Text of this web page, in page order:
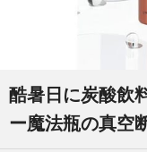
酷暑日に炭酸飲
ー魔法瓶の真空